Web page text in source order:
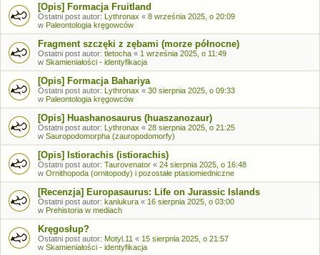
[Opis] Formacja Fruitland
Ostatni post autor: Lythronax « 8 września 2025, o 20:09
w Paleontologia kręgowców
Fragment szczęki z zębami (morze północne)
Ostatni post autor: tletocha « 1 września 2025, o 11:49
w Skamieniałości - identyfikacja
[Opis] Formacja Bahariya
Ostatni post autor: Lythronax « 30 sierpnia 2025, o 09:33
w Paleontologia kręgowców
[Opis] Huashanosaurus (huaszanozaur)
Ostatni post autor: Lythronax « 28 sierpnia 2025, o 21:25
w Sauropodomorpha (zauropodomorfy)
[Opis] Istiorachis (istiorachis)
Ostatni post autor: Taurovenator « 24 sierpnia 2025, o 16:48
w Ornithopoda (ornitopody) i pozostałe ptasiomiedniczne
[Recenzja] Europasaurus: Life on Jurassic Islands
Ostatni post autor: kaniukura « 16 sierpnia 2025, o 03:00
w Prehistoria w mediach
Kręgosłup?
Ostatni post autor: Motyl.11 « 15 sierpnia 2025, o 21:57
w Skamieniałości - identyfikacja